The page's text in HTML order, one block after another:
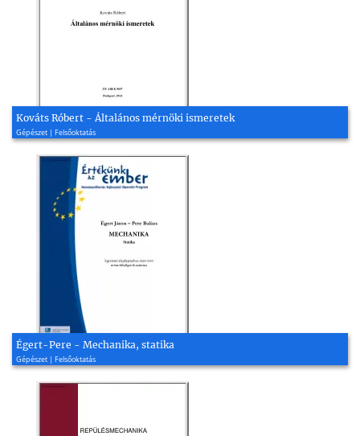
Kováts Róbert - Általános mérnöki ismeretek
Gépészet | Felsőoktatás
Égert-Pere - Mechanika, statika
Gépészet | Felsőoktatás